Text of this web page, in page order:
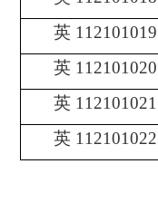
英 112101019
英 112101020
英 112101021
英 112101022